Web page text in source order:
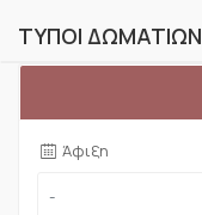
ΤΥΠΟΙ ΔΩΜΑΤΙΩΝ
Άφιξη